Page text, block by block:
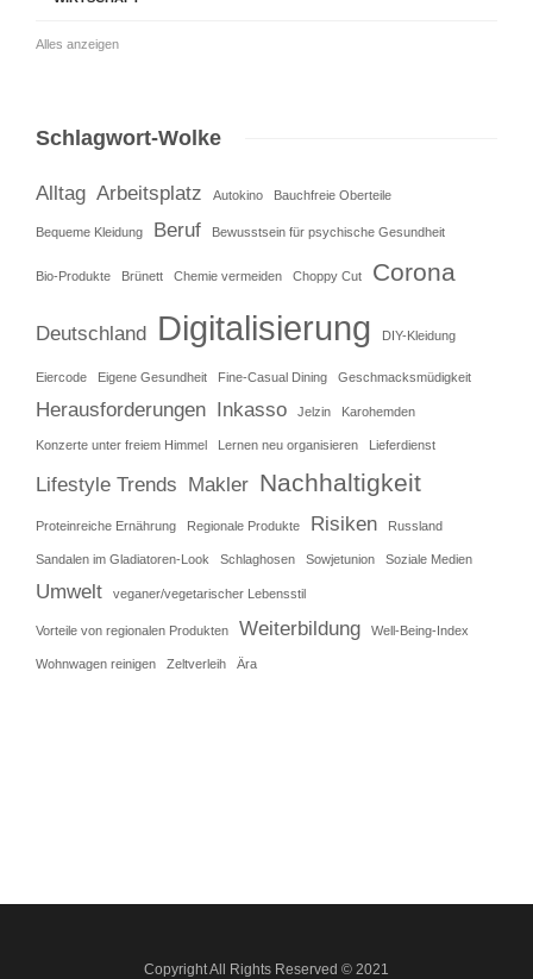
Alles anzeigen
Schlagwort-Wolke
Alltag Arbeitsplatz Autokino Bauchfreie Oberteile
Bequeme Kleidung Beruf Bewusstsein für psychische Gesundheit
Bio-Produkte Brünett Chemie vermeiden Choppy Cut Corona
Deutschland Digitalisierung DIY-Kleidung
Eiercode Eigene Gesundheit Fine-Casual Dining Geschmacksmüdigkeit
Herausforderungen Inkasso Jelzin Karohemden
Konzerte unter freiem Himmel Lernen neu organisieren Lieferdienst
Lifestyle Trends Makler Nachhaltigkeit
Proteinreiche Ernährung Regionale Produkte Risiken Russland
Sandalen im Gladiatoren-Look Schlaghosen Sowjetunion Soziale Medien
Umwelt veganer/vegetarischer Lebensstil
Vorteile von regionalen Produkten Weiterbildung Well-Being-Index
Wohnwagen reinigen Zeltverleih Ära
Copyright All Rights Reserved © 2021